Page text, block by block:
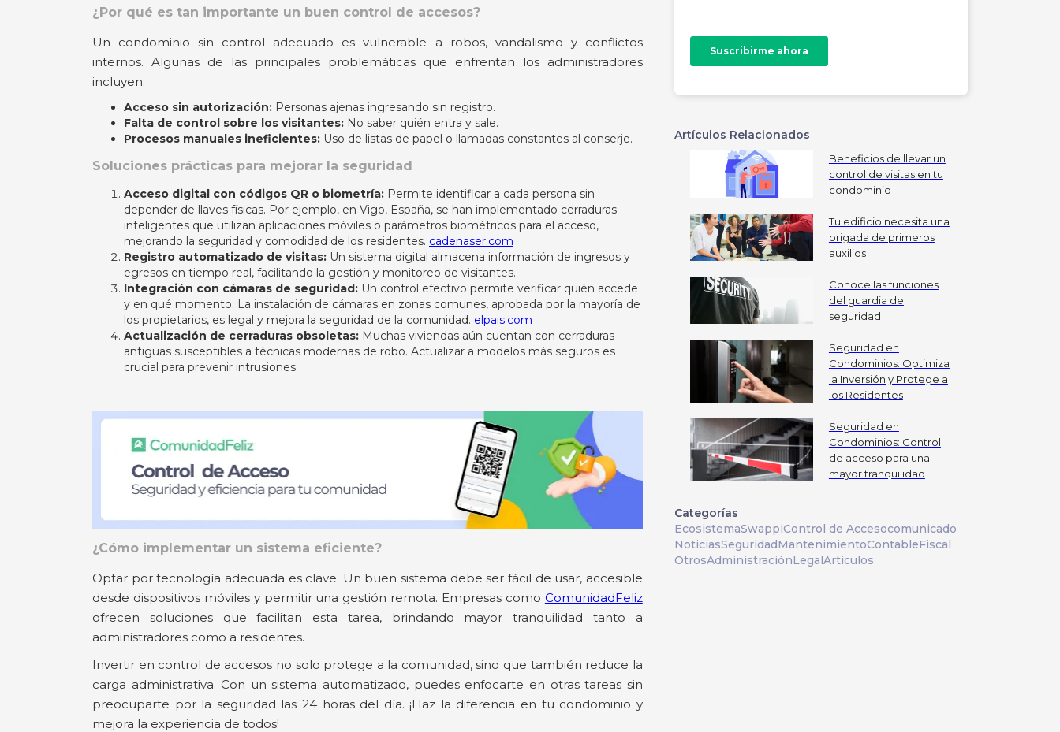
¿Por qué es tan importante un buen control de accesos?
Un condominio sin control adecuado es vulnerable a robos, vandalismo y conflictos
internos. Algunas de las principales problemáticas que enfrentan los administradores
incluyen:​
Acceso sin autorización: Personas ajenas ingresando sin registro.​
Falta de control sobre los visitantes: No saber quién entra y sale.​
Procesos manuales ineficientes: Uso de listas de papel o llamadas constantes al conserje.​
Soluciones prácticas para mejorar la seguridad
Acceso digital con códigos QR o biometría: Permite identificar a cada persona sin
depender de llaves físicas. Por ejemplo, en Vigo, España, se han implementado cerraduras
inteligentes que utilizan aplicaciones móviles o parámetros biométricos para el acceso,
mejorando la seguridad y comodidad de los residentes. ​ cadenaser.com
Registro automatizado de visitas: Un sistema digital almacena información de ingresos y
egresos en tiempo real, facilitando la gestión y monitoreo de visitantes.​
Integración con cámaras de seguridad: Un control efectivo permite verificar quién accede
y en qué momento. La instalación de cámaras en zonas comunes, aprobada por la mayoría de
los propietarios, es legal y mejora la seguridad de la comunidad. ​ elpais.com
Actualización de cerraduras obsoletas: Muchas viviendas aún cuentan con cerraduras
antiguas susceptibles a técnicas modernas de robo. Actualizar a modelos más seguros es
crucial para prevenir intrusiones. ​
¿Cómo implementar un sistema eficiente?
Optar por tecnología adecuada es clave. Un buen sistema debe ser fácil de usar, accesible
desde dispositivos móviles y permitir una gestión remota. Empresas como ComunidadFeliz
ofrecen soluciones que facilitan esta tarea, brindando mayor tranquilidad tanto a
administradores como a residentes.​
Invertir en control de accesos no solo protege a la comunidad, sino que también reduce la
carga administrativa. Con un sistema automatizado, puedes enfocarte en otras tareas sin
preocuparte por la seguridad las 24 horas del día. ¡Haz la diferencia en tu condominio y
mejora la experiencia de todos!​
Artículos Relacionados
Beneficios de llevar un
control de visitas en tu
condominio
Tu edificio necesita una
brigada de primeros
auxilios
Conoce las funciones
del guardia de
seguridad
Seguridad en
Condominios: Optimiza
la Inversión y Protege a
los Residentes
Seguridad en
Condominios: Control
de acceso para una
mayor tranquilidad
Categorías
EcosistemaSwappiControl de Accesocomunicado
NoticiasSeguridadMantenimientoContableFiscal
OtrosAdministraciónLegalArticulos